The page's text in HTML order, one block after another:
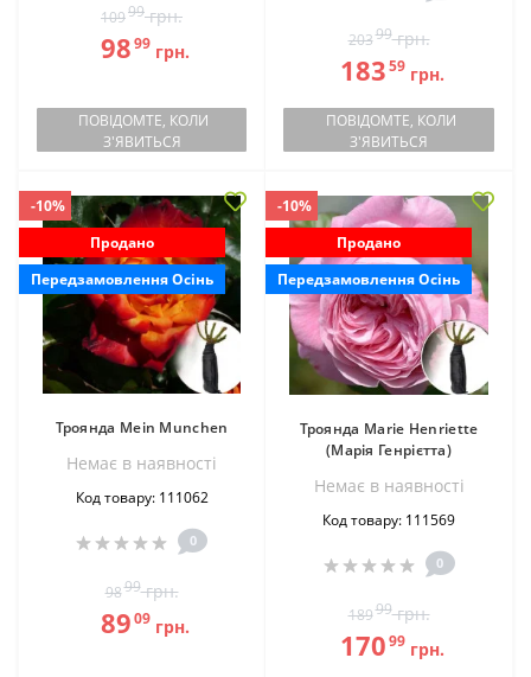
10999грн.
9899грн.
ПОВІДОМТЕ, КОЛИ
З'ЯВИТЬСЯ
20399грн.
18359грн.
ПОВІДОМТЕ, КОЛИ
З'ЯВИТЬСЯ
-10%
Продано
Передзамовлення Осінь
Троянда Mein Munchen
Немає в наявностi
Код товару: 111062
0
9899грн.
8909грн.
-10%
Продано
Передзамовлення Осінь
Троянда Marie Henriette
(Марія Генрієтта)
Немає в наявностi
Код товару: 111569
0
18999грн.
17099грн.